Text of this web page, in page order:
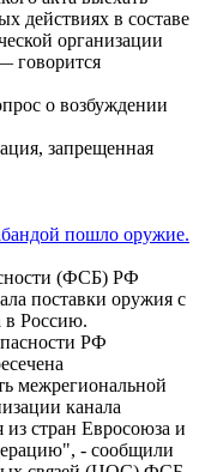
действиях в составе
организации
говорится
о возбуждении
запрещенная
пошло оружие.
(ФСБ) РФ
поставки оружия с
в Россию.
РФ
межрегиональной
канала
из стран Евросоюза и
- сообщили